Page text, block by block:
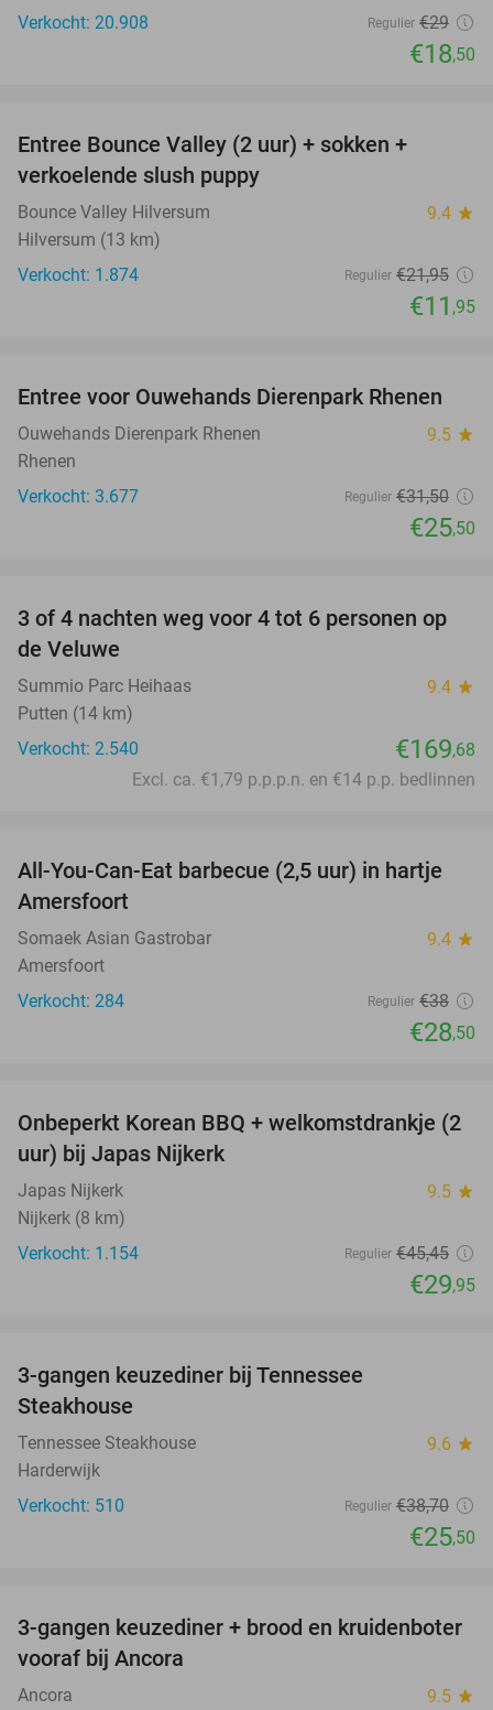
Verkocht: 20.908
Regulier €29
€18,50
Entree Bounce Valley (2 uur) + sokken +
verkoelende slush puppy
Bounce Valley Hilversum 9.4 star
Hilversum (13 km)
Verkocht: 1.874
Regulier €21,95
€11 ,95
19%
Entree voor Ouwehands Dierenpark Rhenen
Ouwehands Dierenpark Rhenen 9.5 star
Rhenen
Verkocht: 3.677
Regulier €31,50
€25,50
3 of 4 nachten weg voor 4 tot 6 personen op
de Veluwe
Summio Parc Heihaas 9.4 star
Putten (14 km)
Verkocht: 2.540
€169,68
Excl. ca. €1,79 p.p.p.n. en €14 p.p. bedlinnen
25%
All-You-Can-Eat barbecue (2,5 uur) in hartje
Amersfoort
Somaek Asian Gastrobar 9.4 star
Amersfoort
Verkocht: 284
Regulier €38
€28,50
34%
Onbeperkt Korean BBQ + welkomstdrankje (2
uur) bij Japas Nijkerk
Japas Nijkerk 9.5 star
Nijkerk (8 km)
Verkocht: 1.154
Regulier €45,45
€29,95
3-gangen keuzediner bij Tennessee
Steakhouse
Tennessee Steakhouse 9.6 star
Harderwijk
Verkocht: 510
Regulier €38,70
€25,50
29%
3-gangen keuzediner + brood en kruidenboter
vooraf bij Ancora
Ancora 9.5 star